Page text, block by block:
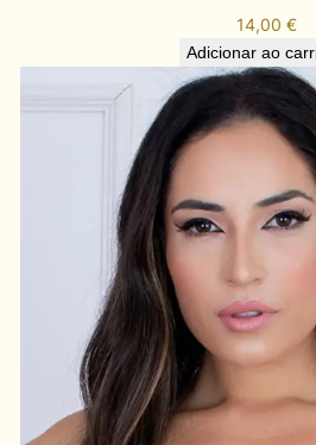
14,00 €
Adicionar ao